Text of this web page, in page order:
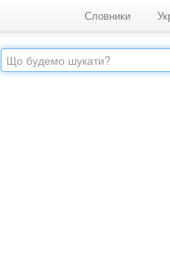
Словники